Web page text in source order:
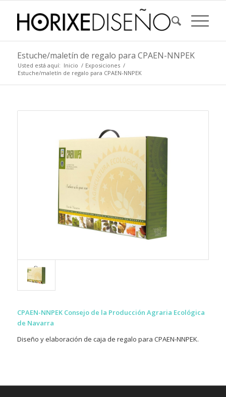
Estuche/maletín de regalo para CPAEN-NNPEK
Usted está aquí: Inicio / Exposiciones /
Estuche/maletín de regalo para CPAEN-NNPEK
CPAEN-NNPEK Consejo de la Producción Agraria Ecológica
de Navarra
Diseño y elaboración de caja de regalo para CPAEN-NNPEK.